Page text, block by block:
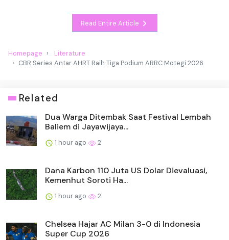
Read Entire Article
Homepage
Literature
CBR Series Antar AHRT Raih Tiga Podium ARRC Motegi 2026
Related
Dua Warga Ditembak Saat Festival Lembah
Baliem di Jayawijaya...
1 hour ago 2
Dana Karbon 110 Juta US Dolar Dievaluasi,
Kemenhut Soroti Ha...
1 hour ago 2
Chelsea Hajar AC Milan 3-0 di Indonesia
Super Cup 2026